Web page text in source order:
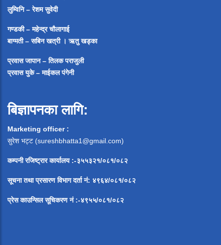
लुम्विनि – रेशम सुवेदी
गण्डकी – महेन्द्र चौलागाई
बाग्मती – सबिन खत्री ।ऋतु खड्का
प्रवास जापान – तिलक पराजुली
प्रवास युके – माईकल पंगेनी
बिज्ञापनका लागि:
Marketing officer :
सुरेश भट्ट (sureshbhatta1@gmail.com)
कम्पनी रजिष्ट्रार कार्यालय :-३५५३२१/०८१/०८२
सूचना तथा प्रसारण विभाग दर्ता नं: ४९६४/०८१/०८२
प्रेस काउन्सिल सूचिकरण नं:-४९५५/०८१/०८२